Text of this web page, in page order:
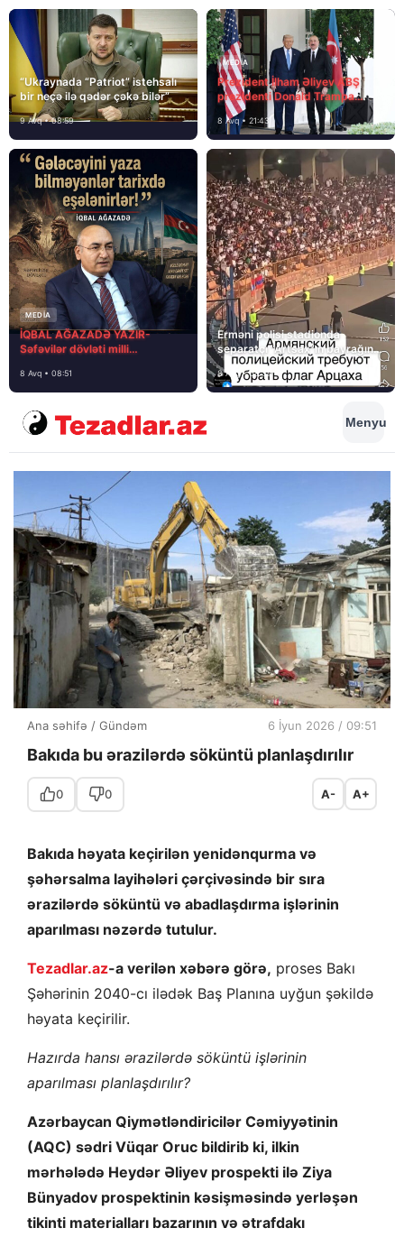
“Ukraynada “Patriot” istehsalı
bir neçə ilə qədər çəkə bilər”
9 Avq • 08:59
MEDİA
Prezident İlham Əliyev ABŞ
prezidenti Donald Trampa
məktubunda yazıb ki…
8 Avq • 21:43
MEDİA
İQBAL AĞAZADƏ YAZIR-
Səfəvilər dövləti milli
8 Avq • 08:51
Erməni polisi stadionda
separatçı “Artsax”ın bayrağını
müsadirə etdi və…
8 Avq • 08:39
Menyu
Ana səhifə / Gündəm 6 İyun 2026 / 09:51
Bakıda bu ərazilərdə söküntü planlaşdırılır
0 0 A- A+
Bakıda həyata keçirilən yenidənqurma və
şəhərsalma layihələri çərçivəsində bir sıra
ərazilərdə söküntü və abadlaşdırma işlərinin
aparılması nəzərdə tutulur.
Tezadlar.az-a verilən xəbərə görə, proses Bakı
Şəhərinin 2040-cı ilədək Baş Planına uyğun şəkildə
həyata keçirilir.
Hazırda hansı ərazilərdə söküntü işlərinin
aparılması planlaşdırılır?
Azərbaycan Qiymətləndiricilər Cəmiyyətinin
(AQC) sədri Vüqar Oruc bildirib ki, ilkin
mərhələdə Heydər Əliyev prospekti ilə Ziya
Bünyadov prospektinin kəsişməsində yerləşən
tikinti materialları bazarının və ətrafdakı